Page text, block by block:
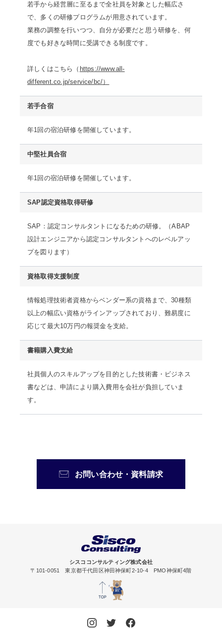
若手から経営層に至るまで全社員を対象とした幅広さ
で、多くの研修プログラムが用意されています。
業務の調整を行いつつ、自分が必要だと思う研修を、何
度でも好きな時間に受講できる制度です。
詳しくはこちら（ https://www.all-
different.co.jp/service/bc/）
若手合宿
年1回の宿泊研修を開催しています。
中堅社員合宿
年1回の宿泊研修を開催しています。
SAP認定資格取得研修
SAP：認定コンサルタントになるための研修。（ABAP
設計エンジニアから認定コンサルタントへのレベルアッ
プを図ります）
資格取得支援制度
情報処理技術者資格からベンダー系の資格まで、30種類
以上の幅広い資格がラインアップされており、難易度に
応じて最大10万円の報奨金を支給。
書籍購入費支給
社員個人のスキルアップを目的とした技術書・ビジネス
書などは、申請により購入費用を会社が負担していま
す。
お問い合わせ・資料請求
シスココンサルティング株式会社
〒101-0051 東京都千代田区神田神保町2-10-4 PMO神保町4階